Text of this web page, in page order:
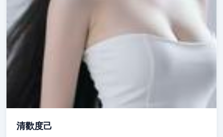
清歡度己